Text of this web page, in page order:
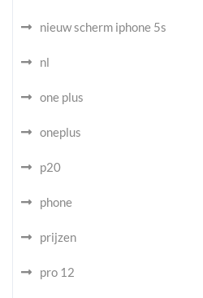
nieuw scherm iphone 5s
nl
one plus
oneplus
p20
phone
prijzen
pro 12